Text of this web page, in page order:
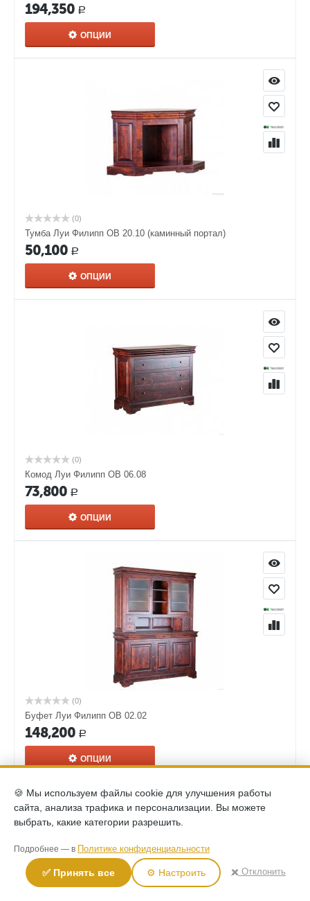
194,350 Р
ОПЦИИ
(0)
Тумба Луи Филипп ОВ 20.10 (каминный портал)
50,100 Р
ОПЦИИ
(0)
Комод Луи Филипп ОВ 06.08
73,800 Р
ОПЦИИ
(0)
Буфет Луи Филипп ОВ 02.02
148,200 Р
ОПЦИИ
🍪 Мы используем файлы cookie для улучшения работы
сайта, анализа трафика и персонализации. Вы можете
выбрать, какие категории разрешить.
Подробнее — в Политике конфиденциальности
✅ Принять все ⚙️ Настроить ✖️ Отклонить